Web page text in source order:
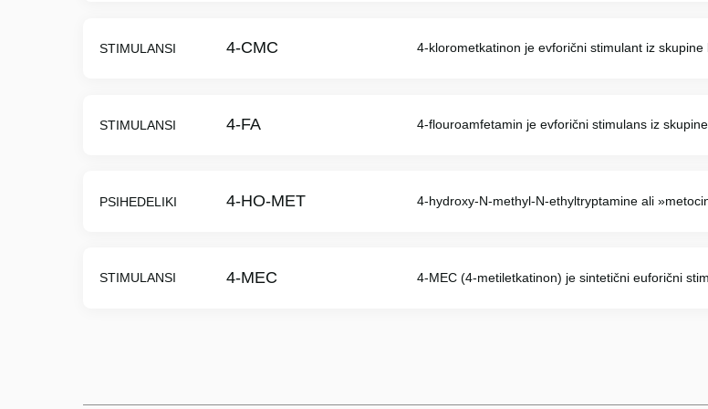
STIMULANSI 4-CMC 4-klorometkatinon je evforični stimulant iz
STIMULANSI 4-FA 4-flouroamfetamin je evforični stimulans iz
PSIHEDELIKI 4-HO-MET 4-hydroxy-N-methyl-N-ethyltryptamine ali
STIMULANSI 4-MEC 4-MEC (4-metiletkatinon) je sintetični euforični